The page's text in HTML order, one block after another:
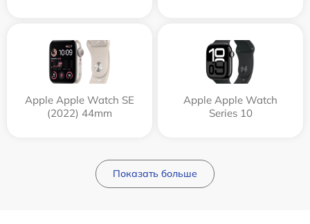
Apple Apple Watch SE
(2022) 44mm
Apple Apple Watch
Series 10
Показать больше